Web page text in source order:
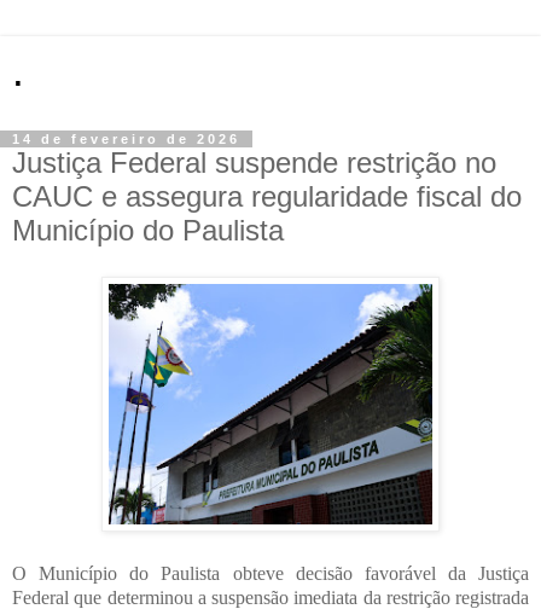
.
14 de fevereiro de 2026
Justiça Federal suspende restrição no
CAUC e assegura regularidade fiscal do
Município do Paulista
O Município do Paulista obteve decisão favorável da Justiça
Federal que determinou a suspensão imediata da restrição registrada